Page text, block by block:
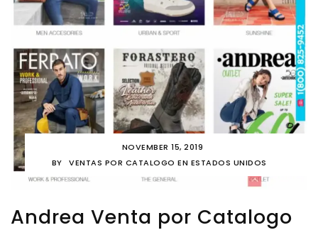
NOVEMBER 15, 2019
BY
VENTAS POR CATALOGO EN ESTADOS UNIDOS
Andrea Venta por Catalogo